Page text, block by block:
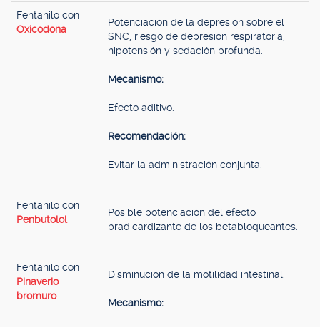
Fentanilo con
Oxicodona
Potenciación de la depresión sobre el
SNC, riesgo de depresión respiratoria,
hipotensión y sedación profunda.
Mecanismo:
Efecto aditivo.
Recomendación:
Evitar la administración conjunta.
Fentanilo con
Penbutolol
Posible potenciación del efecto
bradicardizante de los betabloqueantes.
Fentanilo con
Pinaverio
bromuro
Disminución de la motilidad intestinal.
Mecanismo: